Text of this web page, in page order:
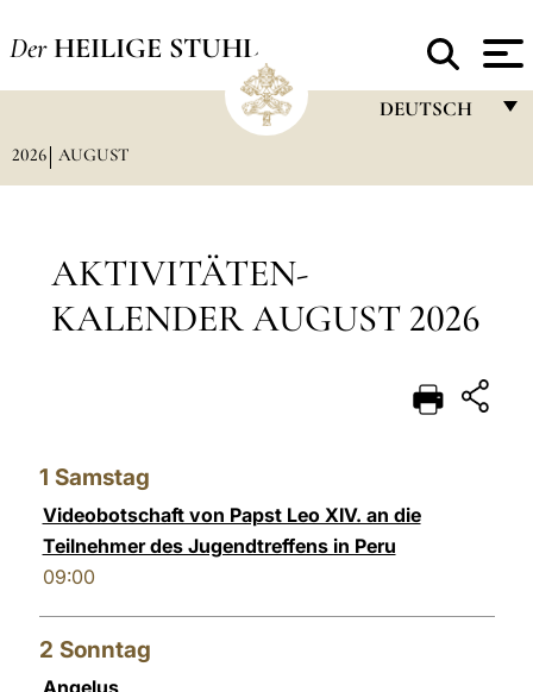
Der HEILIGE STUHL
DEUTSCH
DEUTSCH
中文
2026 AUGUST
AKTIVITÄTEN-
KALENDER AUGUST 2026
1 Samstag
Videobotschaft von Papst Leo XIV. an die
Teilnehmer des Jugendtreffens in Peru
09:00
2 Sonntag
Angelus